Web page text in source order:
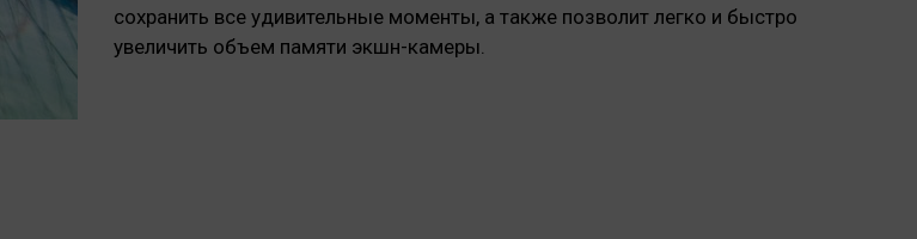
сохранить все удивительные моменты, а также позволит легко и быстро
увеличить объем памяти экшн-камеры.